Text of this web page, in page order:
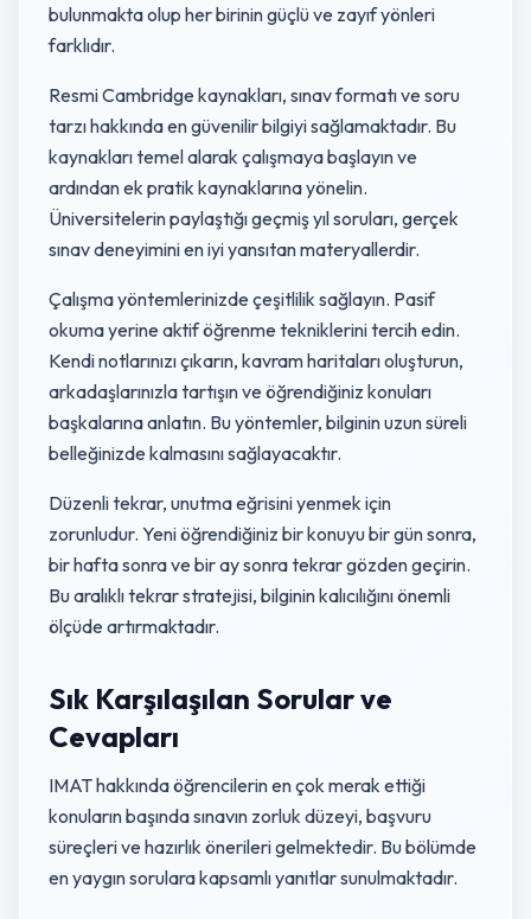
bulunmakta olup her birinin güçlü ve zayıf yönleri
farklıdır.
Resmi Cambridge kaynakları, sınav formatı ve soru
tarzı hakkında en güvenilir bilgiyi sağlamaktadır. Bu
kaynakları temel alarak çalışmaya başlayın ve
ardından ek pratik kaynaklarına yönelin.
Üniversitelerin paylaştığı geçmiş yıl soruları, gerçek
sınav deneyimini en iyi yansıtan materyallerdir.
Çalışma yöntemlerinizde çeşitlilik sağlayın. Pasif
okuma yerine aktif öğrenme tekniklerini tercih edin.
Kendi notlarınızı çıkarın, kavram haritaları oluşturun,
arkadaşlarınızla tartışın ve öğrendiğiniz konuları
başkalarına anlatın. Bu yöntemler, bilginin uzun süreli
belleğinizde kalmasını sağlayacaktır.
Düzenli tekrar, unutma eğrisini yenmek için
zorunludur. Yeni öğrendiğiniz bir konuyu bir gün sonra,
bir hafta sonra ve bir ay sonra tekrar gözden geçirin.
Bu aralıklı tekrar stratejisi, bilginin kalıcılığını önemli
ölçüde artırmaktadır.
Sık Karşılaşılan Sorular ve
Cevapları
IMAT hakkında öğrencilerin en çok merak ettiği
konuların başında sınavın zorluk düzeyi, başvuru
süreçleri ve hazırlık önerileri gelmektedir. Bu bölümde
en yaygın sorulara kapsamlı yanıtlar sunulmaktadır.